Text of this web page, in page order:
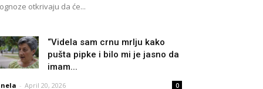
otkrivaju da će...
“Videla sam crnu mrlju kako
pušta pipke i bilo mi je jasno da
imam...
- April 20, 2026 0